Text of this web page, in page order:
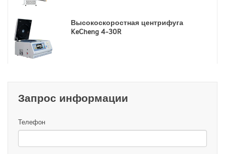
Запрос информации
Телефон
Высокоскоростная центрифуга
KeCheng 4-30R